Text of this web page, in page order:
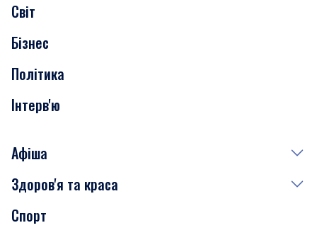
Нерухомість
Транспорт
Світ
Бізнес
Політика
Інтерв'ю
Афіша
Сьогодні
Завтра
Здоров'я та краса
Медицина
Спорт